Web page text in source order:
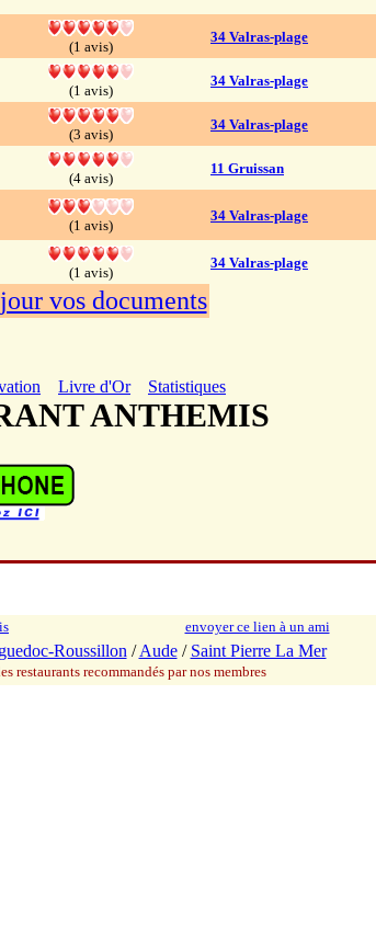
(1 avis)
34 Valras-plage
(1 avis)
34 Valras-plage
(3 avis)
34 Valras-plage
(4 avis)
11 Gruissan
(1 avis)
34 Valras-plage
(1 avis)
34 Valras-plage
vos documents
Livre d'Or Statistiques
ANTHEMIS
envoyer ce lien à un ami
Roussillon /Aude/ Saint Pierre La Mer
restaurants recommandés par nos membres